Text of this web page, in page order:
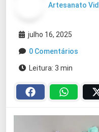
Artesanato
julho 16, 2025
0 Comentários
Leitura: 3 min